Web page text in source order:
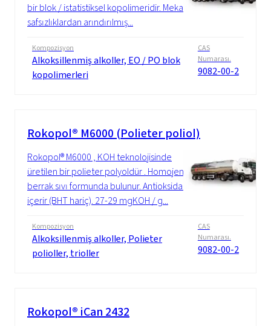
bir blok / istatistiksel kopolimeridir. Mekanik
safsızlıklardan arındırılmış...
Kompozisyon
Alkoksillenmiş alkoller, EO / PO blok
kopolimerleri
CAS
Numarası.
9082-00-2
Rokopol® M6000 (Polieter poliol)
Rokopol® M6000 , KOH teknolojisinde
üretilen bir polieter polyoldür . Homojen,
berrak sıvı formunda bulunur. Antioksidanlar
içerir (BHT hariç). 27-29 mgKOH / g...
Kompozisyon
Alkoksillenmiş alkoller, Polieter
polioller, trioller
CAS
Numarası.
9082-00-2
Rokopol® iCan 2432